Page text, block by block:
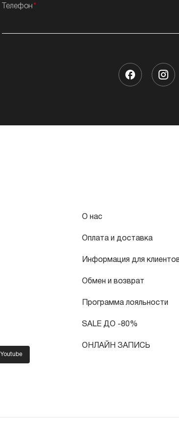
Телефон
Youtube
О нас
Оплата и доставка
Информация для
Обмен и возврат
Программа лояльности
SALE ДО -80%
ОНЛАЙН ЗАПИСЬ